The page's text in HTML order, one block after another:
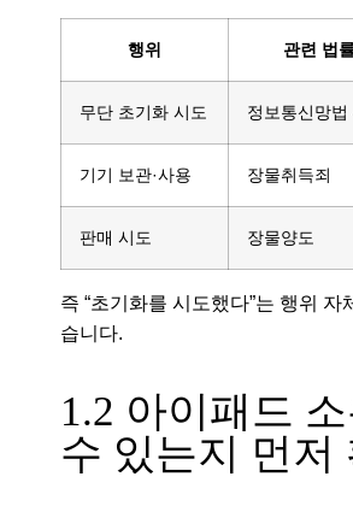
행위 관련 법
무단 초기화 시도 정보통신망법
기기 보관·사용 장물취득죄
판매 시도 장물양도
즉 “초기화를 시도했다”는 행위
습니다.
1.2 아이패드
수 있는지 먼저